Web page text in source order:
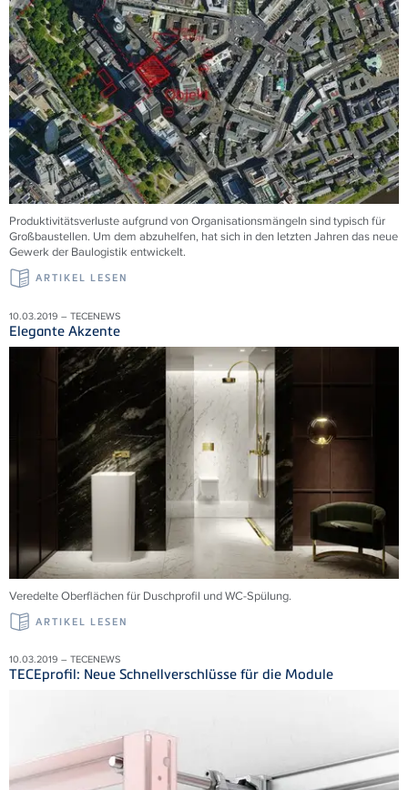
Produktivitätsverluste aufgrund von Organisationsmängeln sind typisch für
Großbaustellen. Um dem abzuhelfen, hat sich in den letzten Jahren das neue
Gewerk der Baulogistik entwickelt.
ARTIKEL LESEN
10.03.2019 – TECENEWS
Elegante Akzente
Veredelte Oberflächen für Duschprofil und WC-Spülung.
ARTIKEL LESEN
10.03.2019 – TECENEWS
TECEprofil: Neue Schnellverschlüsse für die Module